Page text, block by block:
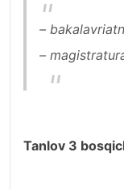
–
–
Tanlov 3